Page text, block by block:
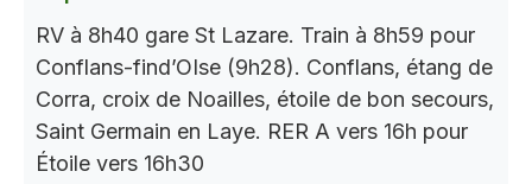
RV à 8h40 gare St Lazare. Train à 8h59 pour
Conflans-find’OIse (9h28). Conflans, étang de
Corra, croix de Noailles, étoile de bon secours,
Saint Germain en Laye. RER A vers 16h pour
Étoile vers 16h30